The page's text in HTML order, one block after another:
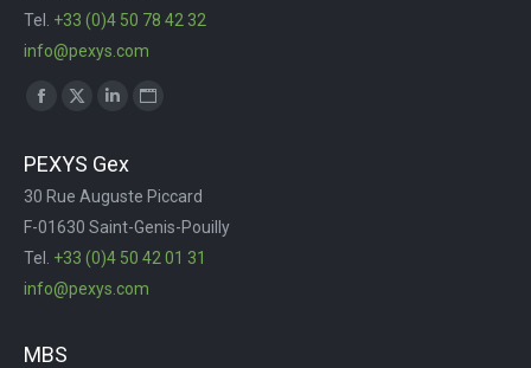
Tel. +33 (0)4 50 78 42 32
info@pexys.com
Trouvez nous sur :
Facebook
opens
in
new
window
X
opens
in
new
window
LinkedIn
opens
in
new
window
Site
opens
in
new
window
PEXYS Gex
30 Rue Auguste Piccard
F-01630 Saint-Genis-Pouilly
Tel. +33 (0)4 50 42 01 31
info@pexys.com
MBS